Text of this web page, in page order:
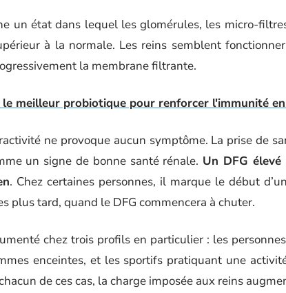
un état dans lequel les glomérules, les micro-
à la normale. Les reins semblent
la membrane filtrante.
le meilleur probiotique pour renforcer l'immunité
ne provoque aucun symptôme. La prise de
un signe de bonne santé rénale. Un DFG
. Chez certaines personnes, il marque le début
plus tard, quand le DFG commencera à chuter.
chez trois profils en particulier : les
enceintes, et les sportifs pratiquant une
de ces cas, la charge imposée aux reins